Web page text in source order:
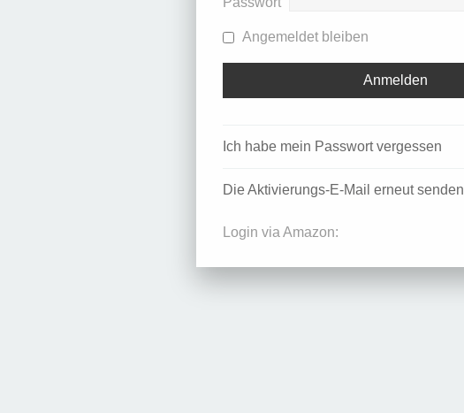
Angemeldet bleiben
Ich habe mein Passwort vergessen
Die Aktivierungs-E-Mail erneut senden
Login via Amazon: